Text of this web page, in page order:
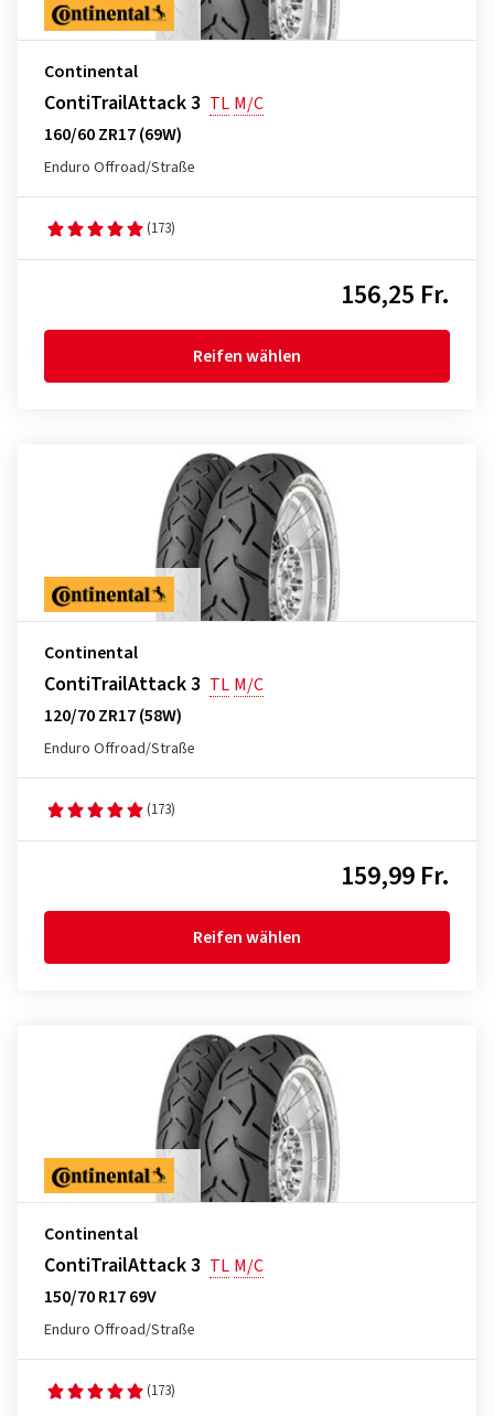
Continental
ContiTrailAttack 3 TL M/C
160/60 ZR17 (69W)
Enduro Offroad/Straße
(173)
156,25 Fr.
Reifen wählen
Continental
ContiTrailAttack 3 TL M/C
120/70 ZR17 (58W)
Enduro Offroad/Straße
(173)
159,99 Fr.
Reifen wählen
Continental
ContiTrailAttack 3 TL M/C
150/70 R17 69V
Enduro Offroad/Straße
(173)